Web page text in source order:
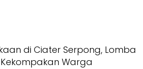
di Ciater Serpong, Lomba
Warga